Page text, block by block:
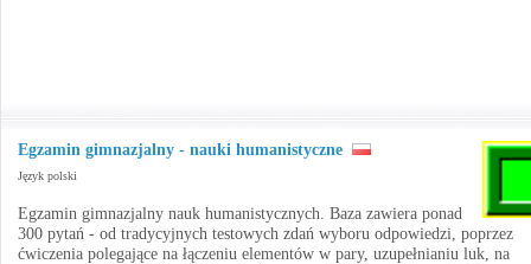
Egzamin gimnazjalny - nauki humanistyczne
Język polski
Egzamin gimnazjalny nauk humanistycznych. Baza zawiera ponad
300 pytań - od tradycyjnych testowych zdań wyboru odpowiedzi, poprzez
ćwiczenia polegające na łączeniu elementów w pary, uzupełnianiu luk, na